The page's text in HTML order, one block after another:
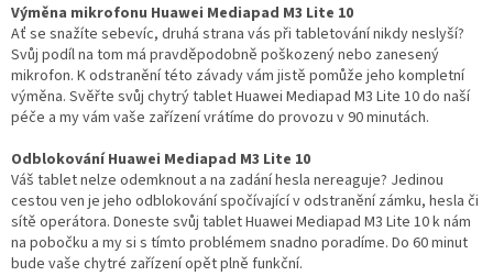
Výměna mikrofonu Huawei Mediapad M3 Lite 10
Ať se snažíte sebevíc, druhá strana vás při tabletování nikdy neslyší?
Svůj podíl na tom má pravděpodobně poškozený nebo zanesený
mikrofon. K odstranění této závady vám jistě pomůže jeho kompletní
výměna. Svěřte svůj chytrý tablet Huawei Mediapad M3 Lite 10 do naší
péče a my vám vaše zařízení vrátíme do provozu v 90 minutách.
Odblokování Huawei Mediapad M3 Lite 10
Váš tablet nelze odemknout a na zadání hesla nereaguje? Jedinou
cestou ven je jeho odblokování spočívající v odstranění zámku, hesla či
sítě operátora. Doneste svůj tablet Huawei Mediapad M3 Lite 10 k nám
na pobočku a my si s tímto problémem snadno poradíme. Do 60 minut
bude vaše chytré zařízení opět plně funkční.